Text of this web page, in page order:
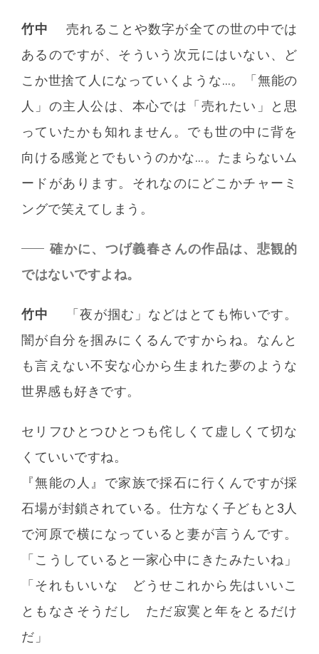
竹中
売れることや数字が全ての世の中では
あるのですが、そういう次元にはいない、ど
こか世捨て人になっていくような…。「無能の
人」の主人公は、本心では「売れたい」と思
っていたかも知れません。でも世の中に背を
向ける感覚とでもいうのかな…。たまらないム
ードがあります。それなのにどこかチャーミ
ングで笑えてしまう。
確かに、つげ義春さんの作品は、悲観的
ではないですよね。
竹中
「夜が掴む」などはとても怖いです。
闇が自分を掴みにくるんですからね。なんと
も言えない不安な心から生まれた夢のような
世界感も好きです。
セリフひとつひとつも侘しくて虚しくて切な
くていいですね。
『無能の人』で家族で採石に行くんですが採
石場が封鎖されている。仕方なく子どもと3人
で河原で横になっていると妻が言うんです。
「こうしていると一家心中にきたみたいね」
「それもいいな どうせこれから先はいいこ
ともなさそうだし ただ寂寞と年をとるだけ
だ」